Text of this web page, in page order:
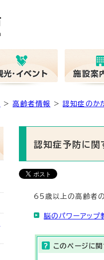
> 高齢者情報 >認知症のか
認知症予防に関
65歳以上の高齢者の
脳のパワーアップ
このページに関